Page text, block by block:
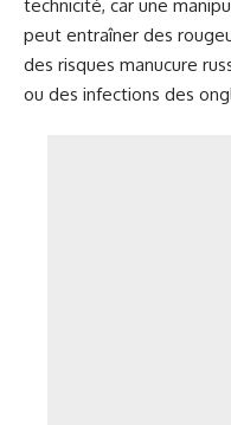
technicité, car une
peut entraîner des
des risques manucure
ou des infections des